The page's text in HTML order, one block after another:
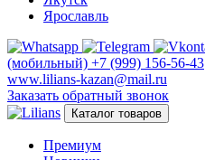
Ярославль
(мобильный) +7 (999) 156-56-43
www.lilians-kazan@mail.ru
Заказать обратный звонок
Каталог товаров
Премиум